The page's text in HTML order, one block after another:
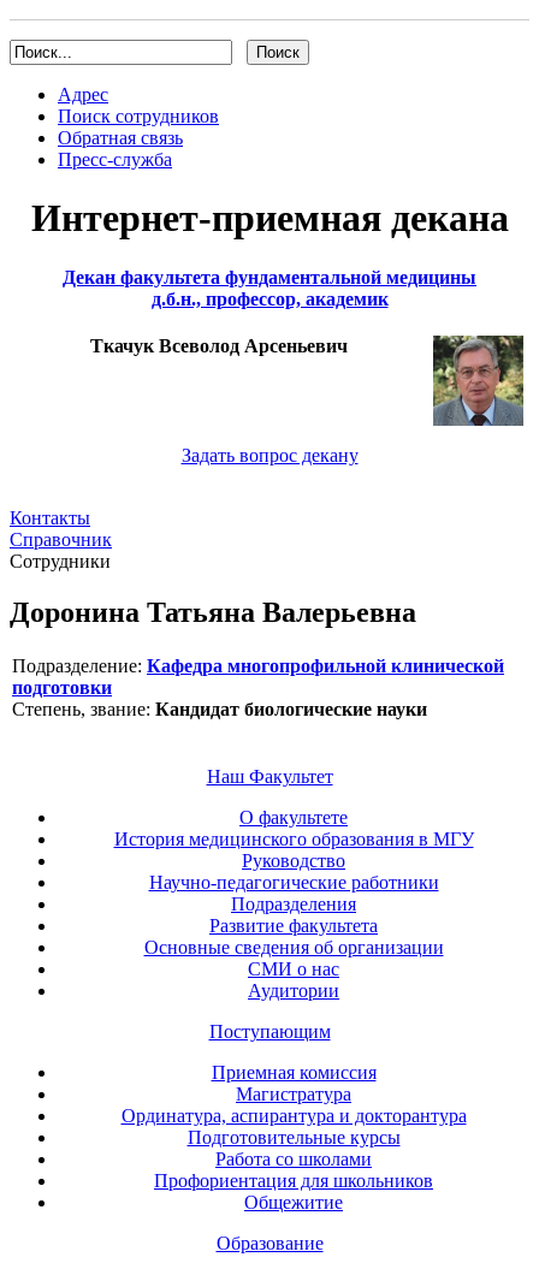
Адрес
Поиск сотрудников
Обратная связь
Пресс-служба
Интернет-приемная декана
Декан факультета фундаментальной медицины
д.б.н., профессор, академик
Ткачук Всеволод Арсеньевич
Задать вопрос декану
Контакты
Справочник
Сотрудники
Доронина Татьяна Валерьевна
Подразделение: Кафедра многопрофильной клинической
подготовки
Степень, звание: Кандидат биологические науки
Наш Факультет
О факультете
История медицинского образования в МГУ
Руководство
Научно-педагогические работники
Подразделения
Развитие факультета
Основные сведения об организации
СМИ о нас
Аудитории
Поступающим
Приемная комиссия
Магистратура
Ординатура, аспирантура и докторантура
Подготовительные курсы
Работа со школами
Профориентация для школьников
Общежитие
Образование